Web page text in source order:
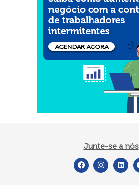
Junte-se a nós